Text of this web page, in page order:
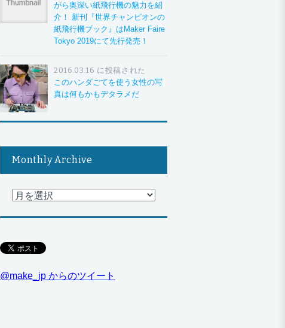
がら奥深い紙飛行機の魅力を紹
介！ 新刊『世界チャンピオンの
紙飛行機ブック』はMaker Faire
Tokyo 2019にて先行発売！
2016.03.16 に投稿された
このハンダごてを使う女性の写
真は何もかもデタラメだ
Monthly Archive
@make_jp からのツイート